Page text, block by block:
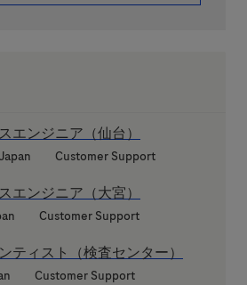
エンジニア（仙台）
Category
Customer Support
エンジニア（大宮）
Category
Customer Support
ティスト（検査センター）
Category
Customer Support